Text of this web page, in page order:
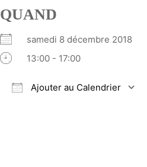
QUAND
samedi 8 décembre 2018
13:00 - 17:00
Ajouter au Calendrier